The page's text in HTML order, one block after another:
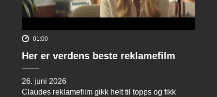
01:00
Her er verdens beste reklamefilm
26. juni 2026
Claudes reklamefilm gikk helt til topps og fikk